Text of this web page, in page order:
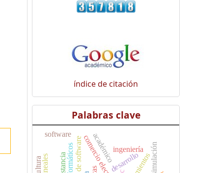
índice de citación
Palabras clave
desarrollo
software académicoingeniería simulación